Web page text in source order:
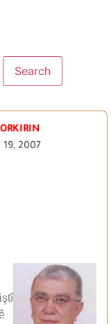
2007